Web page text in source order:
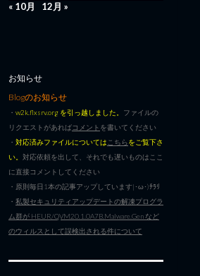
« 10月
12月 »
お知らせ
Blogのお知らせ
・ w2k.flxsrv.org を引っ越しました。 ファイルの
リクエストがあればコメント を書いてください
・ 対応済みファイルについては こちらをご覧下さ
い。 対応依頼を出して、それでも遅いものはここ
に直接コメントしてください
・原則毎日1本の記事アップしています|･ω･)ﾁﾗﾘ
・ 私製セキュリティアップデートの解凍プログラ
ム群が HEUR/QVM20.1.0A7B.Malware.Gen など
のウィルスとして誤検出される件について